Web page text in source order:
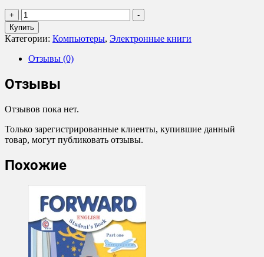
+
Количество
товара
А.
Галушкин
-
Нейронные
Нейросетевые
в
(2
книги)
-
Купить
Категории: Компьютеры, Электронные книги
Отзывы (0)
Отзывы
Отзывов пока нет.
Только зарегистрированные клиенты, купившие данный
товар, могут публиковать отзывы.
Похожие